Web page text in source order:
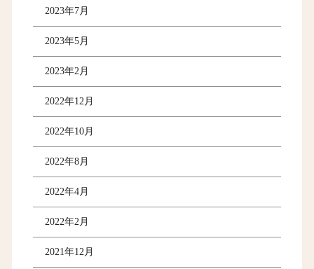
2023年7月
2023年5月
2023年2月
2022年12月
2022年10月
2022年8月
2022年4月
2022年2月
2021年12月